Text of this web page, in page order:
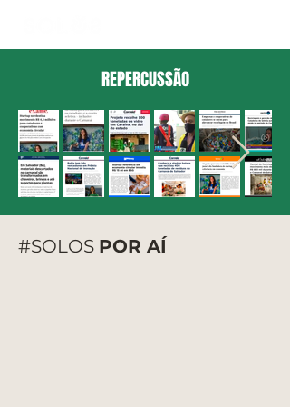
REPERCUSSÃO
#SOLOS POR AÍ